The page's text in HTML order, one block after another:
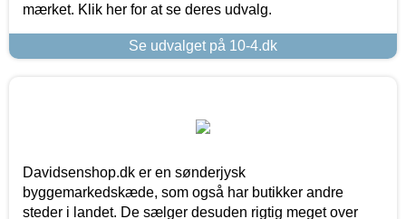
mærket. Klik her for at se deres udvalg.
Se udvalget på 10-4.dk
Davidsenshop.dk er en sønderjysk
byggemarkedskæde, som også har butikker andre
steder i landet. De sælger desuden rigtig meget over